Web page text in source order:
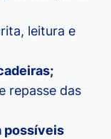
leitura e
repasse das
possíveis